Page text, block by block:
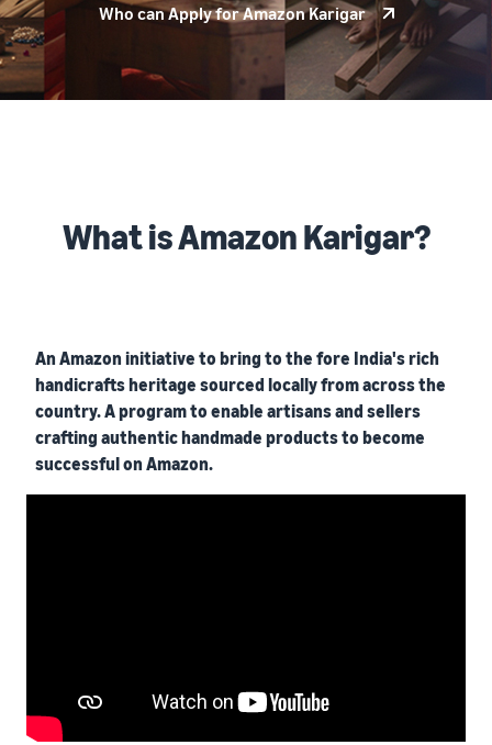
Who can Apply for Amazon Karigar
What is Amazon Karigar?
An Amazon initiative to bring to the fore India's rich
handicrafts heritage sourced locally from across the
country. A program to enable artisans and sellers
crafting authentic handmade products to become
successful on Amazon.